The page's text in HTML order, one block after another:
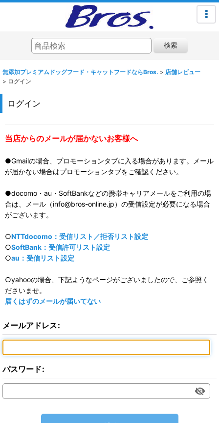
検索
無添加プレミアムドッグフード・キャットフードならBros. > 店舗レビュー
> ログイン
ログイン
当店からのメールが届かないお客様へ
●Gmailの場合、プロモーションタブに入る場合があります。メール
が届かない場合はプロモーションタブをご確認ください。
●docomo・au・SoftBankなどの携帯キャリアメールをご利用の場
合は、メール（info@bros-online.jp）の受信設定が必要になる場合
がございます。
○NTTdocomo：受信リスト／拒否リスト設定
○SoftBank：受信許可リスト設定
○au：受信リスト設定
○yahooの場合、下記ようなページがございましたので、ご参照く
ださいませ。
届くはずのメールが届いてない
メールアドレス:
パスワード: